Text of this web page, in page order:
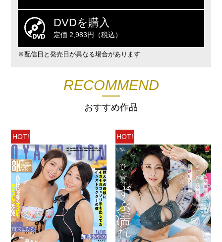
DVDを購入
定価 2,983円（税込）
※配信日と発売日が異なる場合があります
RECOMMEND
おすすめ作品
HOT! HOT!